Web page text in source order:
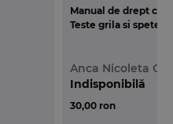
Manual de drept
Teste grila si spete
Anca Nicoleta
30,00 ron
Indisponibilă